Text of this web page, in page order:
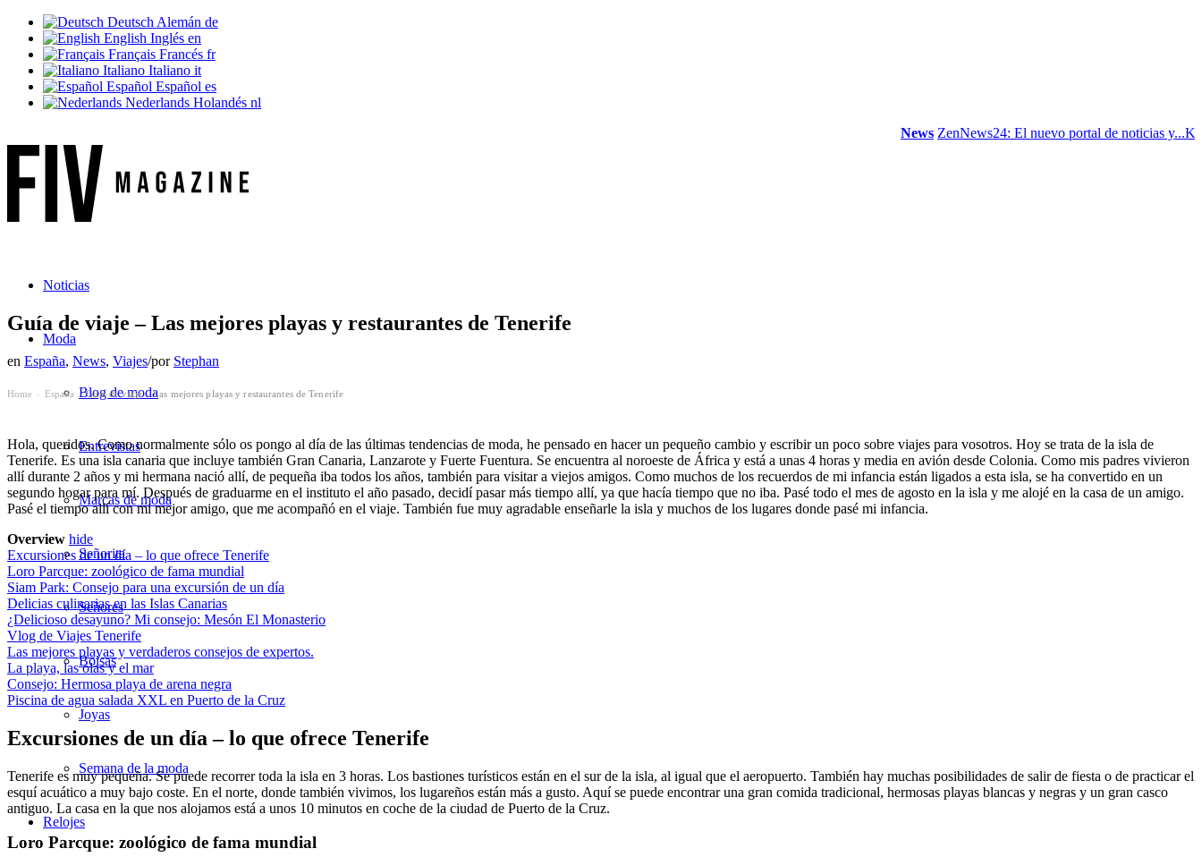
Deutsch Alemán de
English Inglés en
Français Francés fr
Italiano Italiano it
Español Español es
Nederlands Holandés nl
News ZenNews24: El nuevo portal de noticias y...K-
Noticias
Moda
Blog de moda
Entrevistas
Marcas de moda
Señorita
Señores
Bolsas
Joyas
Semana de la moda
Relojes
Guía de viaje – Las mejores playas y restaurantes de Tenerife
en España, News, Viajes/por Stephan
Home España › Guía de viaje – Las mejores playas y restaurantes de Tenerife
Hola, queridos. Como normalmente sólo os pongo al día de las últimas tendencias de moda, he pensado en hacer un pequeño cambio y escribir un poco sobre viajes para vosotros. Hoy se trata de la isla de
Tenerife. Es una isla canaria que incluye también Gran Canaria, Lanzarote y Fuerte Fuentura. Se encuentra al noroeste de África y está a unas 4 horas y media en avión desde Colonia. Como mis padres vivieron
allí durante 2 años y mi hermana nació allí, de pequeña iba todos los años, también para visitar a viejos amigos. Como muchos de los recuerdos de mi infancia están ligados a esta isla, se ha convertido en un
segundo hogar para mí. Después de graduarme en el instituto el año pasado, decidí pasar más tiempo allí, ya que hacía tiempo que no iba. Pasé todo el mes de agosto en la isla y me alojé en la casa de un amigo.
Pasé el tiempo allí con mi mejor amigo, que me acompañó en el viaje. También fue muy agradable enseñarle la isla y muchos de los lugares donde pasé mi infancia.
Overview hide
Excursiones de un día – lo que ofrece Tenerife
Loro Parcque: zoológico de fama mundial
Siam Park: Consejo para una excursión de un día
Delicias culinarias en las Islas Canarias
¿Delicioso desayuno? Mi consejo: Mesón El Monasterio
Vlog de Viajes Tenerife
Las mejores playas y verdaderos consejos de expertos.
La playa, las olas y el mar
Consejo: Hermosa playa de arena negra
Piscina de agua salada XXL en Puerto de la Cruz
Excursiones de un día – lo que ofrece Tenerife
Tenerife es muy pequeña. Se puede recorrer toda la isla en 3 horas. Los bastiones turísticos están en el sur de la isla, al igual que el aeropuerto. También hay muchas posibilidades de salir de fiesta o de practicar el
esquí acuático a muy bajo coste. En el norte, donde también vivimos, los lugareños están más a gusto. Aquí se puede encontrar una gran comida tradicional, hermosas playas blancas y negras y un gran casco
antiguo. La casa en la que nos alojamos está a unos 10 minutos en coche de la ciudad de Puerto de la Cruz.
Loro Parcque: zoológico de fama mundial